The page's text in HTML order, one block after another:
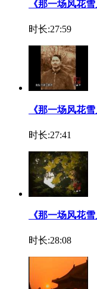
《那一场风花
时长:27:59
《那一场风花
时长:27:41
《那一场风花
时长:28:08